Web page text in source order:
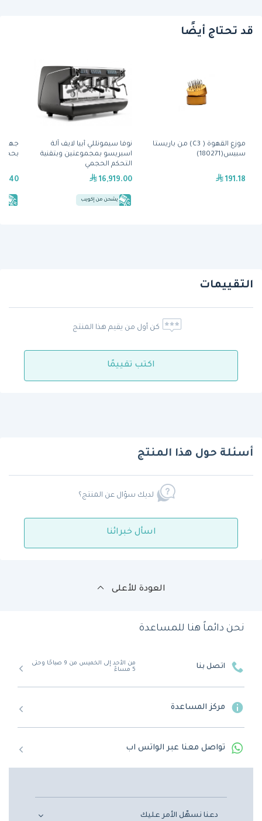
قد تحتاج أيضًا
موزع القهوة ( C3) من باريستا
سبيس(180271)
191.18
نوفا سيمونللي أبيا لايف آلة
اسبريسو بمجموعتين وبتقنية
التحكم الحجمي
16,919.00
يشحن من إكويب
جهاز
بحجم 600 ملم من
التقييمات
كن أول من يقيم هذا المنتج
اكتب تقييمًا
أسئلة حول هذا المنتج
لديك سؤال عن المنتج؟
اسأل خبرائنا
العودة للأعلى
نحن دائماً هنا للمساعدة
اتصل بنا
من الأحد إلى الخميس من 9 صباحًا وحتى
5 مساءً
مركز المساعدة
تواصل معنا عبر الواتس اب
دعنا نسهّل الأمر عليك